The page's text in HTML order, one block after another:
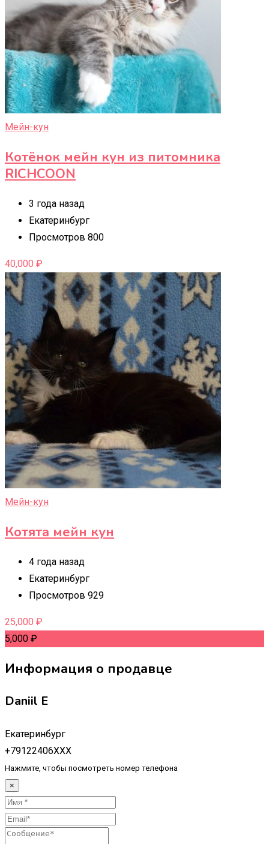
Мейн-кун
Котёнок мейн кун из питомника
RICHCOON
3 года назад
Екатеринбург
Просмотров 800
40,000 ₽
Мейн-кун
Котята мейн кун
4 года назад
Екатеринбург
Просмотров 929
25,000 ₽
5,000 ₽
Информация о продавце
Daniil E
Екатеринбург
+79122406XXX
Нажмите, чтобы посмотреть номер телефона
×